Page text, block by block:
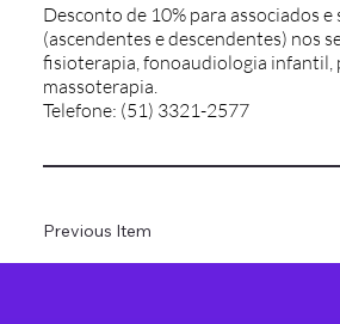
Desconto de 10% para associados
(ascendentes e descendentes) nos
fisioterapia, fonoaudiologia infantil,
massoterapia.
Telefone: (51) 3321-2577
Previous Item